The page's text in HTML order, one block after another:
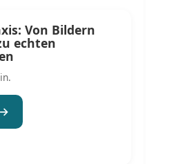
Von Bildern
echten